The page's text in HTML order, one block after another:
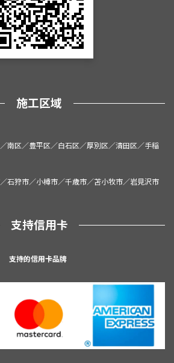
施工区域
南区／豊平区／白石区／厚別区／清田区／手稲
石狩市／小樽市／千歳市／苫小牧市／岩見沢市
支持信用卡
支持的信用卡品牌